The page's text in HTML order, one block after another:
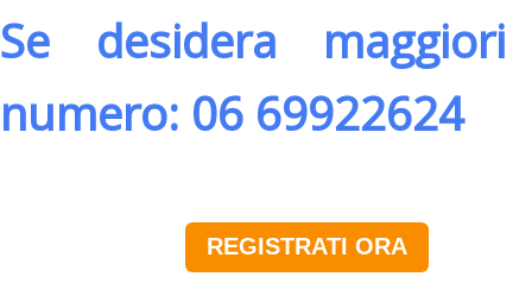
Se desidera
numero: 06 69922624
REGISTRATI ORA